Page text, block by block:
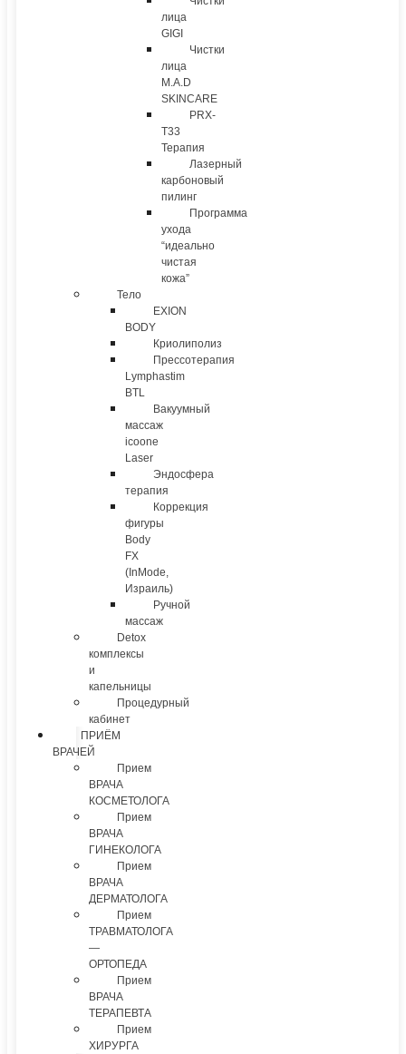
лица
GIGI
Чистки
лица
M.A.D
SKINCARE
PRX-
T33
Терапия
Лазерный
карбоновый
пилинг
Программа
ухода
“идеально
чистая
кожа”
Тело
EXION
BODY
Криолиполиз
Прессотерапия
Lymphastim
BTL
Вакуумный
массаж
icoone
Laser
Эндосфера
терапия
Коррекция
фигуры
Body
FX
(InMode,
Израиль)
Ручной
массаж
Detox
комплексы
и
капельницы
Процедурный
кабинет
ПРИЁМ
ВРАЧЕЙ
Прием
ВРАЧА
КОСМЕТОЛОГА
Прием
ВРАЧА
ГИНЕКОЛОГА
Прием
ВРАЧА
ДЕРМАТОЛОГА
Прием
ТРАВМАТОЛОГА
—
ОРТОПЕДА
Прием
ВРАЧА
ТЕРАПЕВТА
Прием
ХИРУРГА